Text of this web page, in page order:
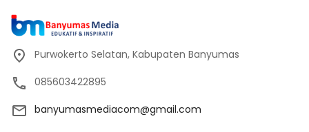
Purwokerto Selatan, Kabupaten Banyumas
085603422895
banyumasmediacom@gmail.com